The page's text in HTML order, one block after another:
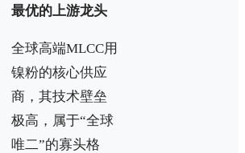
最优的上游龙头
全球高端MLCC用
镍粉的核心供应
商，其技术壁垒
极高，属于“全球
唯二”的寡头格